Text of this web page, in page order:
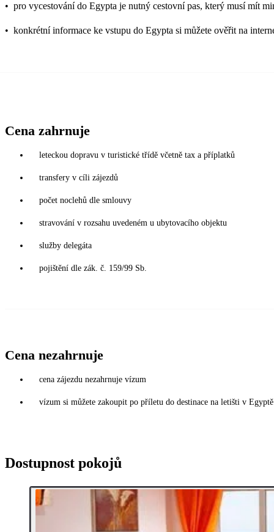
• pro vycestování do Egypta je nutný cestovní pas, který musí mít
• konkrétní informace ke vstupu do Egypta si můžete ověřit na
Cena zahrnuje
leteckou dopravu v turistické třídě včetně tax a příplatků
transfery v cíli zájezdů
počet noclehů dle smlouvy
stravování v rozsahu uvedeném u ubytovacího objektu
služby delegáta
pojištění dle zák. č. 159/99 Sb.
Cena nezahrnuje
cena zájezdu nezahrnuje vízum
vízum si můžete zakoupit po příletu do destinace na letišti v
Dostupnost pokojů